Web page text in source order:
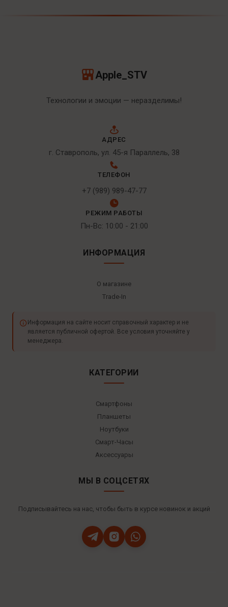
Apple_STV
Технологии и эмоции — неразделимы!
АДРЕС
г. Ставрополь, ул. 45-я Параллель, 38
ТЕЛЕФОН
+7 (989) 989-47-77
РЕЖИМ РАБОТЫ
Пн-Вс: 10:00 - 21:00
ИНФОРМАЦИЯ
О магазине
Trade-In
Информация на сайте носит справочный характер и не
является публичной офертой. Все условия уточняйте у
менеджера.
КАТЕГОРИИ
Смартфоны
Планшеты
Ноутбуки
Смарт-Часы
Аксессуары
МЫ В СОЦСЕТЯХ
Подписывайтесь на нас, чтобы быть в курсе новинок и акций